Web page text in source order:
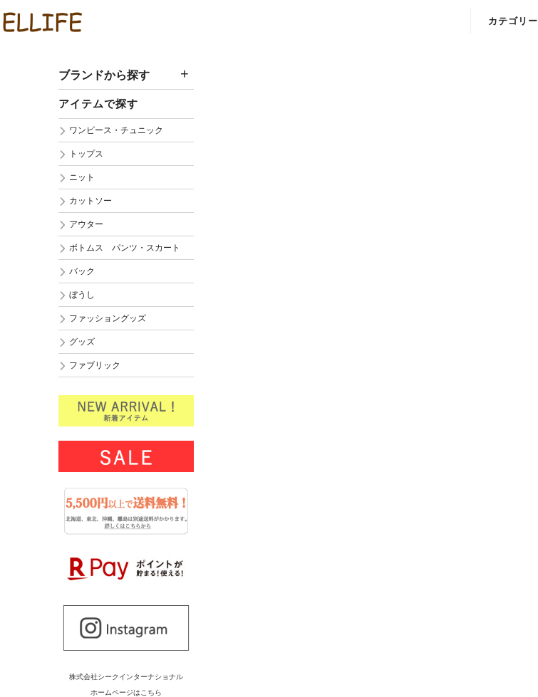
カテゴリー
削除されたかＵＲＬが変更されたため表示できません。
ブランドから探す
アイテムで探す
ワンピース・チュニック
トップス
ニット
カットソー
アウター
ボトムス パンツ・スカート
バック
ぼうし
ファッショングッズ
グッズ
ファブリック
株式会社シークインターナショナル
ホームページはこちら